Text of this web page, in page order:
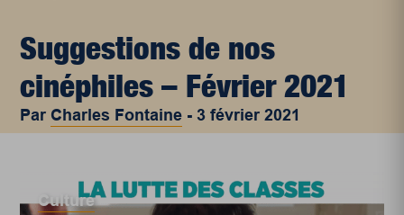
Suggestions de nos
cinéphiles – Février 2021
Par Charles Fontaine -3 février 2021
Culture